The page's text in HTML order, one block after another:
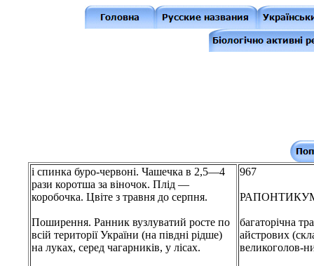
і спинка буро-червоні. Чашечка в 2,5—4
рази коротша за віночок. Плід —
коробочка. Цвіте з травня до серпня.
Поширення. Ранник вузлуватий росте по
всій території України (на півдні рідше)
на луках, серед чагарників, у лісах.
967
багаторічна
айстрових
великоголов-